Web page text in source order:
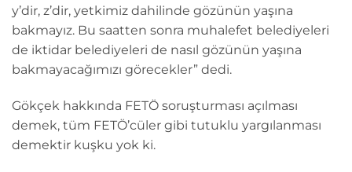
y’dir, z’dir, yetkimiz dahilinde gözünün yaşına
bakmayız. Bu saatten sonra muhalefet belediyeleri
de iktidar belediyeleri de nasıl gözünün yaşına
bakmayacağımızı görecekler” dedi.
Gökçek hakkında FETÖ soruşturması açılması
demek, tüm FETÖ’cüler gibi tutuklu yargılanması
demektir kuşku yok ki.